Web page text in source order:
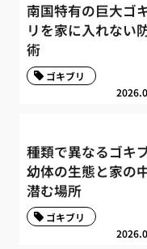
南国特有の巨大ゴ
リを家に入れない
術
ゴキブリ
種類で異なるゴキ
幼体の生態と家の
潜む場所
ゴキブリ